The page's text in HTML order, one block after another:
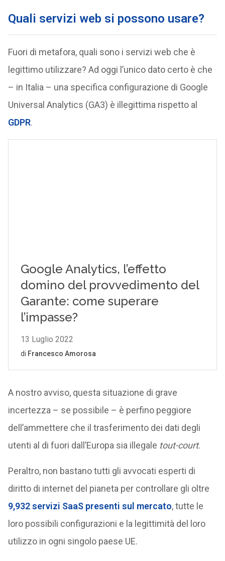
Quali servizi web si possono usare?
Fuori di metafora, quali sono i servizi web che è
legittimo utilizzare? Ad oggi l’unico dato certo è che
– in Italia – una specifica configurazione di Google
Universal Analytics (GA3) è illegittima rispetto al
GDPR.
A nostro avviso, questa situazione di grave
incertezza – se possibile – è perfino peggiore
dell’ammettere che il trasferimento dei dati degli
utenti al di fuori dall’Europa sia illegale tout-court.
Peraltro, non bastano tutti gli avvocati esperti di
diritto di internet del pianeta per controllare gli oltre
9,932 servizi SaaS presenti sul mercato, tutte le
loro possibili configurazioni e la legittimità del loro
utilizzo in ogni singolo paese UE.